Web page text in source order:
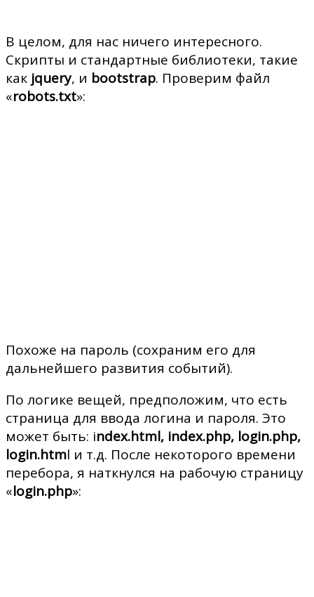
В целом, для нас ничего интересного.
Скрипты и стандартные библиотеки, такие
как jquery, и bootstrap. Проверим файл
«robots.txt»:
Похоже на пароль (сохраним его для
дальнейшего развития событий).
По логике вещей, предположим, что есть
страница для ввода логина и пароля. Это
может быть: index.html, index.php, login.php,
login.html и т.д. После некоторого времени
перебора, я наткнулся на рабочую страницу
«login.php»: